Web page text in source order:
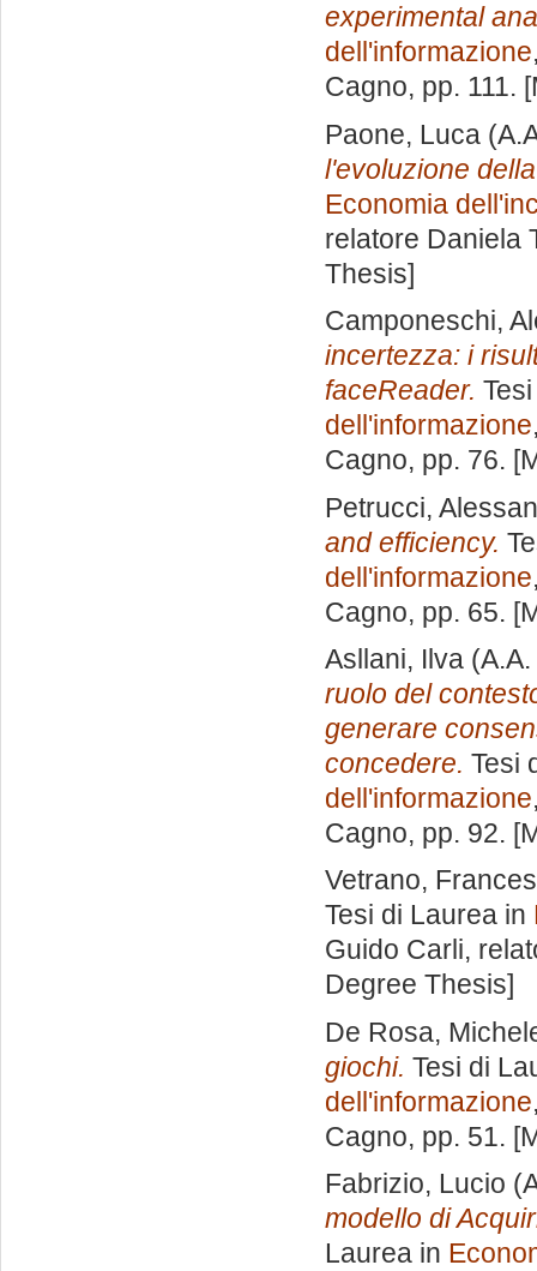
experimental
dell'informazione
Cagno, pp. 111.
Paone, Luca
l'evoluzione
Economia
relatore Daniela
Thesis]
Camponeschi,
incertezza: i
faceReader.
dell'informazione
Cagno, pp. 76.
Petrucci,
and efficiency.
dell'informazione
Cagno, pp. 65.
Asllani, Ilva
ruolo del
generare
concedere. Tesi
dell'informazione
Cagno, pp. 92.
Vetrano,
Tesi di Laurea in
Guido Carli,
Degree Thesis]
De Rosa,
giochi. Tesi di
dell'informazione
Cagno, pp. 51.
Fabrizio, Lucio
modello di
Laurea in